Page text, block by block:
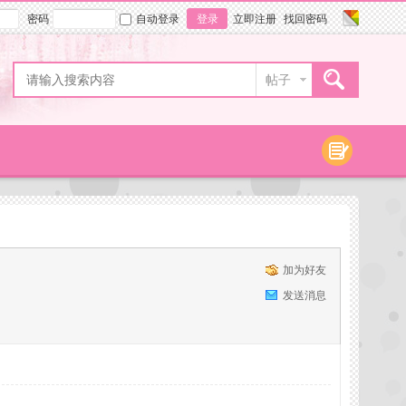
密码 自动登录 登录 立即注册 找回密码
帖子
加为好友
发送消息